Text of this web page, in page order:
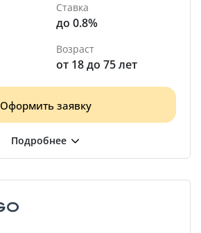
Ставка
до 0.8%
Возраст
от 18 до 75 лет
Оформить заявку